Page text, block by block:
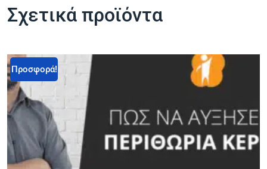
Σχετικά προϊόντα
Προσφορά!